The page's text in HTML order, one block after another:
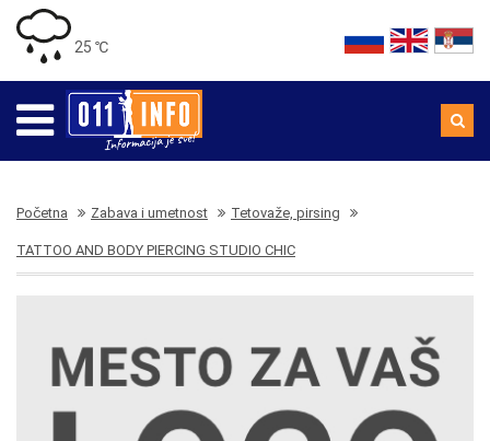
25 ℃
Početna Zabava i umetnost Tetovaže, pirsing
TATTOO AND BODY PIERCING STUDIO CHIC